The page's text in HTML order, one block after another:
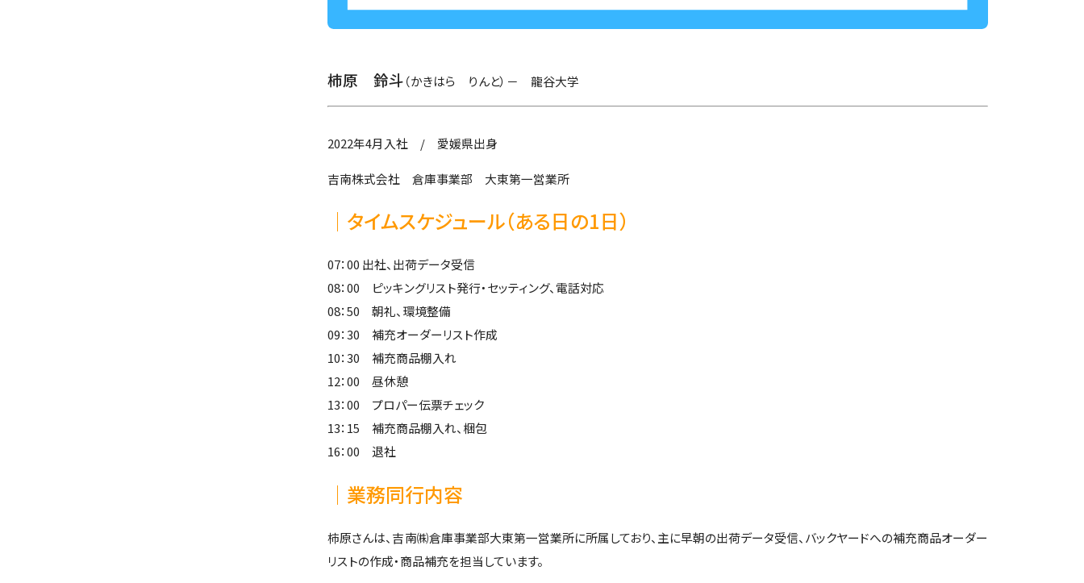
柿原 鈴斗（かきはら りんと）－ 龍谷大学
2022年4月入社 / 愛媛県出身
吉南株式会社 倉庫事業部 大東第一営業所
│タイムスケジュール（ある日の1日）
07：00 出社、出荷データ受信
08：00 ピッキングリスト発行・セッティング、電話対応
08：50 朝礼、環境整備
09：30 補充オーダーリスト作成
10：30 補充商品棚入れ
12：00 昼休憩
13：00 プロパー伝票チェック
13：15 補充商品棚入れ、梱包
16：00 退社
│業務同行内容
柿原さんは、吉南㈱倉庫事業部大東第一営業所に所属しており、主に早朝の出荷データ受信、バックヤードへの補充商品オーダー
リストの作成・商品補充を担当しています。